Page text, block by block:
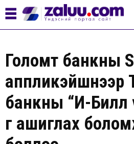
Голомт банкны
аппликэйшнээр
банкны “И-Билл
г ашиглах